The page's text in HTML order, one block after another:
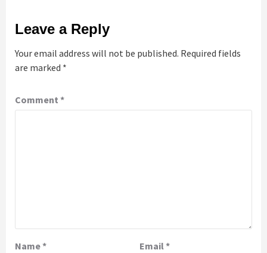
Leave a Reply
Your email address will not be published. Required fields
are marked *
Comment *
Name* Email *